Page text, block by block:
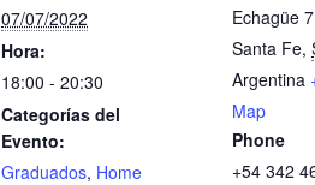
07/07/2022
Hora:
18:00 - 20:30
Categorías del
Evento:
Graduados, Home
Echagüe
Santa Fe,
Argentina
Map
Phone
+54 342